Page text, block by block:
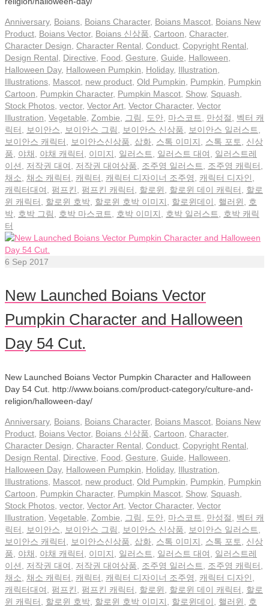
Anniversary, Boians Boians Character, Boians Mascot Boians New
Product Boians Vector, Boians 신상품 Cartoon Character,
Character Design Character Rental Conduct Copyright Rental
Design Rental
Directive Food Gesture Guide Halloween
Halloween Day, Halloween Pumpkin Holiday, Illustration
Illustrations Mascot new product Old Pumpkin Pumpkin
Pumpkin
Cartoon
Pumpkin Character, Pumpkin Mascot Show, Squash
Stock Photos vector, Vector Art Vector Character, Vector
Illustration Vegetable Zombie 그림 도안 마스코트 만성절
벡터 캐
릭터
보이안스 보이안스 그림 보이안스 신상품 보이안스 일러스트
보이안스 캐릭터
보이안스신상품 삽화 스톡 이미지 스톡 포토
신상
품
야채 야채 캐릭터 이미지 일러스트 일러스트 대여
일러스트레
이션
저작권 대여 저작권 대여상품 조주영 일러스트 조주영 캐릭터
채소
채소 캐릭터 캐릭터 캐릭터 디자이너 조주영 캐릭터 디자인
캐릭터대여
펌프킨 펌프킨 캐릭터 할로윈 할로윈 데이 캐릭터
할로
윈 캐릭터
할로윈 호박 할로윈 호박 이미지 할로윈데이 핼러윈
호
박 호박 그림 호박 마스코트 호박 이미지 호박 일러스트
호박 캐릭
터
6 Sep 2017
New Launched Boians Vector
Pumpkin Character and Halloween
Day 54 Cut.
New Launched Boians Vector Pumpkin Character and Halloween
Day 54 Cut. http://www.boians.com/product-category/culture-and-
religion/halloween-day/
Anniversary, Boians Boians Character, Boians Mascot Boians New
Product Boians Vector, Boians 신상품 Cartoon Character,
Character Design Character Rental Conduct Copyright Rental
Design Rental
Directive Food Gesture Guide Halloween
Halloween Day, Halloween Pumpkin Holiday, Illustration
Illustrations Mascot new product Old Pumpkin Pumpkin
Pumpkin
Cartoon
Pumpkin Character, Pumpkin Mascot Show, Squash
Stock Photos vector, Vector Art Vector Character, Vector
Illustration Vegetable Zombie 그림 도안 마스코트 만성절
벡터 캐
릭터
보이안스 보이안스 그림 보이안스 신상품 보이안스 일러스트
보이안스 캐릭터
보이안스신상품 삽화 스톡 이미지 스톡 포토
신상
품
야채 야채 캐릭터 이미지 일러스트 일러스트 대여
일러스트레
이션
저작권 대여 저작권 대여상품 조주영 일러스트 조주영 캐릭터
채소
채소 캐릭터 캐릭터 캐릭터 디자이너 조주영 캐릭터 디자인
캐릭터대여
펌프킨 펌프킨 캐릭터 할로윈 할로윈 데이 캐릭터
할로
윈 캐릭터
할로윈 호박 할로윈 호박 이미지 할로윈데이 핼러윈
호